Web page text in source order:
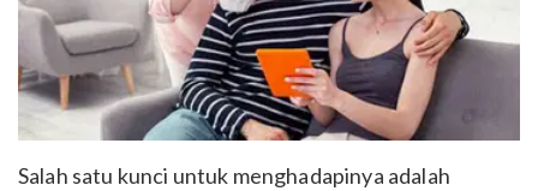
Salah satu kunci untuk menghadapinya adalah